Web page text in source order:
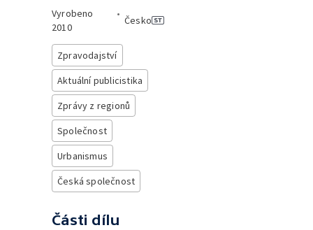
Vyrobeno
2010
•
Česko
Zpravodajství
Aktuální publicistika
Zprávy z regionů
Společnost
Urbanismus
Česká společnost
Části dílu